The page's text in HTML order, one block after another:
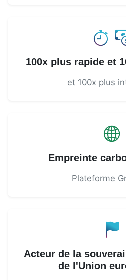
100x plus rapide et
et 100x plus
Empreinte
Plateforme
Acteur de la
de l'Union